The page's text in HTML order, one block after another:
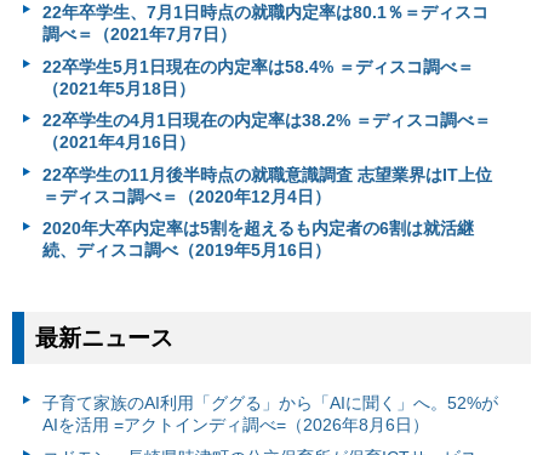
22年卒学生、7月1日時点の就職内定率は80.1％＝ディスコ
調べ＝（2021年7月7日）
22卒学生5月1日現在の内定率は58.4% ＝ディスコ調べ＝
（2021年5月18日）
22卒学生の4月1日現在の内定率は38.2% ＝ディスコ調べ＝
（2021年4月16日）
22卒学生の11月後半時点の就職意識調査 志望業界はIT上位
＝ディスコ調べ＝（2020年12月4日）
2020年大卒内定率は5割を超えるも内定者の6割は就活継
続、ディスコ調べ（2019年5月16日）
最新ニュース
子育て家族のAI利用「ググる」から「AIに聞く」へ。52%が
AIを活用 =アクトインディ調べ=（2026年8月6日）